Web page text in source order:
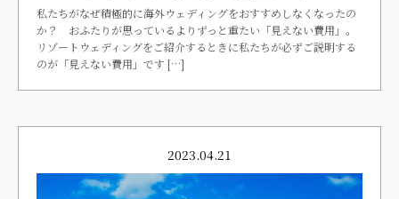
私たちがなぜ積極的に海外ウェディングをおすすめしなくなったの
か？ おふたりが思っているよりずっと重たい「見えない費用」。
リゾートウェディングをご紹介するときに私たちが必ずご説明する
のが「見えない費用」です […]
2023.04.21